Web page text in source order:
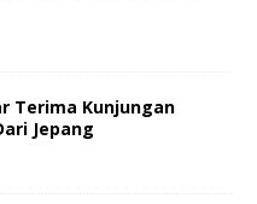
Terima Kunjungan
Jepang